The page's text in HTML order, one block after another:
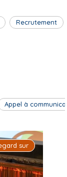
Recrutement
Appel à
sur